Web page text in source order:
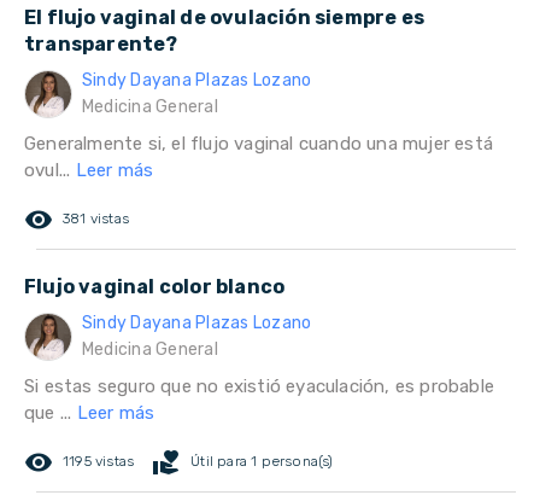
El flujo vaginal de ovulación siempre es
transparente?
Sindy Dayana Plazas Lozano
Medicina General
Generalmente si, el flujo vaginal cuando una mujer está
ovul... Leer más
remove_red_eye 381 vistas
Flujo vaginal color blanco
Sindy Dayana Plazas Lozano
Medicina General
Si estas seguro que no existió eyaculación, es probable
que ... Leer más
remove_red_eye 1195 vistas volunteer_activism Útil para 1 persona(s)